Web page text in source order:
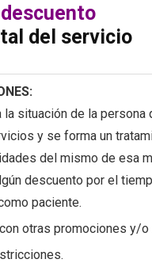
descuento
del servicio
la situación de la persona
y se forma un
del mismo de esa
descuento por el
paciente.
otras promociones y/